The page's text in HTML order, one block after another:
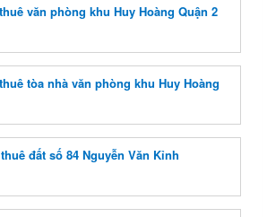
văn phòng khu Huy Hoàng Quận 2
tòa nhà văn phòng khu Huy Hoàng
đất số 84 Nguyễn Văn Kỉnh